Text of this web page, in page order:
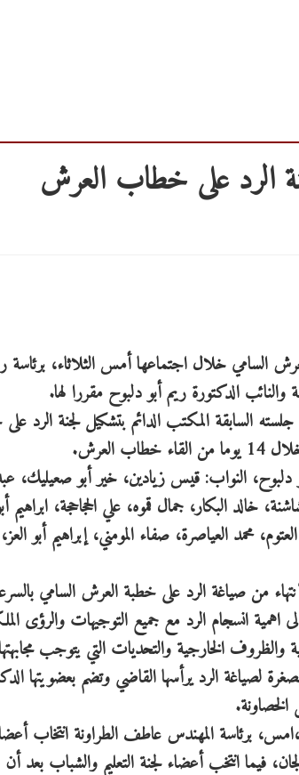
الرد على خطاب العرش
السامي خلال اجتماعها أمس الثلاثاء،
والنائب الدكتورة ريم أبو دلبوح مقررا لها.
السابقة المكتب الدائم بتشكيل لجنة الرد
العرش.
دلبوح، النواب: قيس زيادين، خير أبو صعيليك،
خالد البكار، جمال قموه، علي الحجاحجة،
محمد العياصرة، صفاء المومني، إبراهيم أبو
من صياغة الرد على خطبة العرش السامي
الى اهمية انسجام الرد مع جميع التوجيهات والرؤى
والظروف الخارجية والتحديات التي يتوجب
لصياغة الرد يرأسها القاضي وتضم بعضويتها
الخصاونة.
المهندس عاطف الطراونة انتخاب أعضاء لجانه